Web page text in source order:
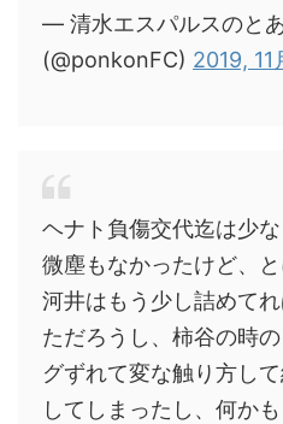
— 清水エスパルスのと
(@ponkonFC) 2019, 11
ヘナト負傷交代迄は少
微塵もなかったけど、
河井はもう少し詰めて
ただろうし、柿谷の時
グずれて変な触り方し
してしまったし、何か